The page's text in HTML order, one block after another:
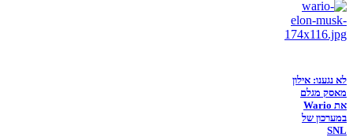
לא נגענו: אילון
מאסק מגלם
את Wario
במערכון של
SNL